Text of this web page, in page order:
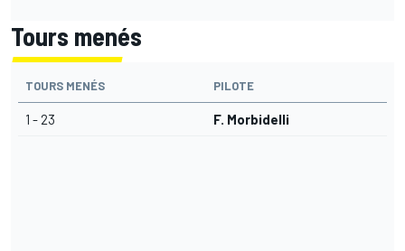
Tours menés
TOURS MENÉS PILOTE
1 - 23 F. Morbidelli